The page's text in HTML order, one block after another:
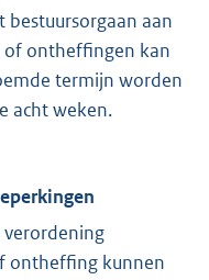
bestuursorgaan aan
of ontheffingen kan
termijn worden
acht weken.
verordening
ontheffing kunnen